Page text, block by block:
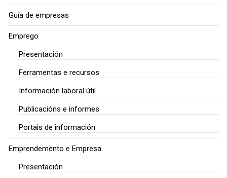
Guía de empresas
Emprego
Presentación
Ferramentas e recursos
Información laboral útil
Publicacións e informes
Portais de información
Emprendemento e Empresa
Presentación